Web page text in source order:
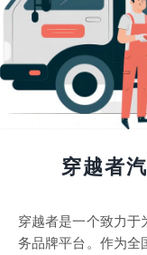
穿越者
穿越者是一个致力于
务品牌平台。作为全